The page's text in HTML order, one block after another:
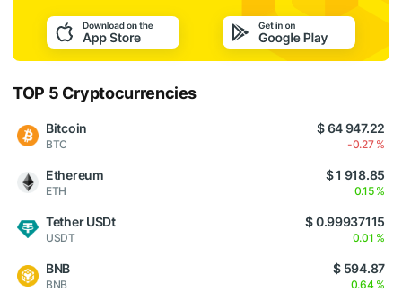
TOP 5 Cryptocurrencies
Bitcoin
BTC
$ 64 947.22
-0.27 %
Ethereum
ETH
$ 1 918.85
0.15 %
Tether USDt
USDT
$ 0.99937115
0.01 %
BNB
BNB
$ 594.87
0.64 %